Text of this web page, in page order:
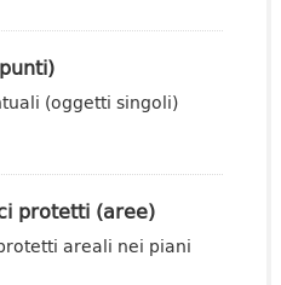
(oggetti singoli)
protetti (aree)
areali nei piani